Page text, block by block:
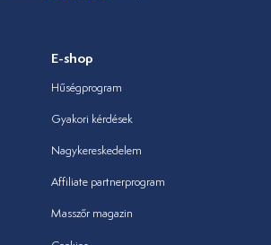
E-shop
Hűségprogram
Gyakori kérdések
Nagykereskedelem
Affiliate partnerprogram
Masszőr magazin